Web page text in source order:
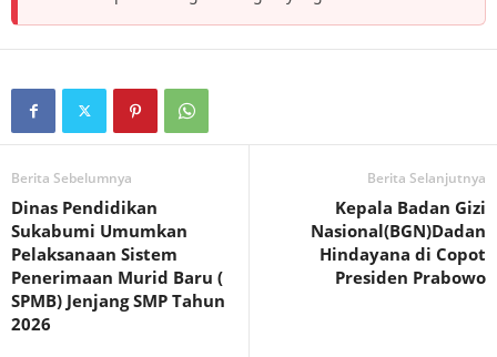
Berita Sebelumnya
Dinas Pendidikan
Sukabumi Umumkan
Pelaksanaan Sistem
Penerimaan Murid Baru (
SPMB) Jenjang SMP Tahun
2026
Berita Selanjutnya
Kepala Badan Gizi
Nasional(BGN)Dadan
Hindayana di Copot
Presiden Prabowo